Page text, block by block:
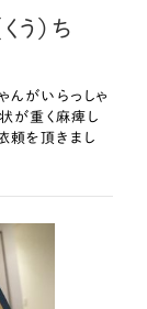
う）ち
んがいらっしゃ
が重く麻痺し
頼を頂きまし